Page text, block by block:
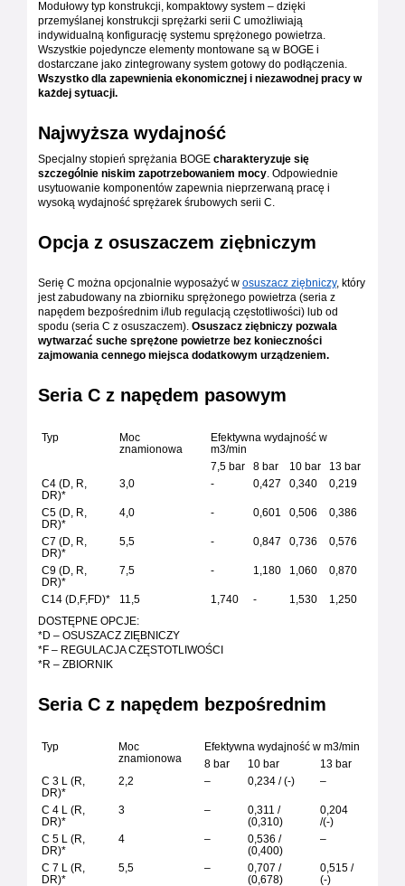
Modułowy typ konstrukcji, kompaktowy system – dzięki
przemyślanej konstrukcji sprężarki serii C umożliwiają
indywidualną konfigurację systemu sprężonego powietrza.
Wszystkie pojedyncze elementy montowane są w BOGE i
dostarczane jako zintegrowany system gotowy do podłączenia.
Wszystko dla zapewnienia ekonomicznej i niezawodnej pracy w
każdej sytuacji.
Najwyższa wydajność
Specjalny stopień sprężania BOGE charakteryzuje się
szczególnie niskim zapotrzebowaniem mocy . Odpowiednie
usytuowanie komponentów zapewnia nieprzerwaną pracę i
wysoką wydajność sprężarek śrubowych serii C.
Opcja z osuszaczem ziębniczym
Serię C można opcjonalnie wyposażyć w osuszacz ziębniczy, który
jest zabudowany na zbiorniku sprężonego powietrza (seria z
napędem bezpośrednim i/lub regulacją częstotliwości) lub od
spodu (seria C z osuszaczem). Osuszacz ziębniczy pozwala
wytwarzać suche sprężone powietrze bez konieczności
zajmowania cennego miejsca dodatkowym urządzeniem.
Seria C z napędem pasowym
Typ
Moc
znamionowa
Efektywna wydajność w
m3/min
7,5 bar
8 bar 10 bar
13 bar
C4 (D, R,
DR)*
3,0 - 0,427 0,340 0,219
C5 (D, R,
DR)*
4,0 - 0,601 0,506 0,386
C7 (D, R,
DR)*
5,5 - 0,847 0,736 0,576
C9 (D, R,
DR)*
7,5 - 1,180 1,060 0,870
C14 (D,F,FD)* 11,5 1,740 - 1,530
1,250
DOSTĘPNE OPCJE:
*D – OSUSZACZ ZIĘBNICZY
*F – REGULACJA CZĘSTOTLIWOŚCI
*R – ZBIORNIK
Seria C z napędem bezpośrednim
Typ
Moc
znamionowa
Efektywna wydajność w m3/min
8 bar
10 bar
13 bar
C 3 L (R,
DR)*
2,2 – 0,234 / (-) –
C 4 L (R,
DR)*
3 –
0,311 /
(0,310)
0,204
/(-)
C 5 L (R,
DR)*
4 –
0,536 /
(0,400)
–
C 7 L (R,
DR)*
5,5 –
0,707 /
(0,678)
0,515 /
(-)